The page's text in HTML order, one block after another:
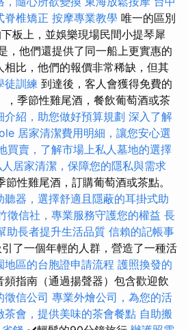
脊椎矯正 按摩專業教學 唯一的區別
板上，並娛樂現場民間小提琴犀
，他們還提供了同一船上更實惠的
比，他們的報價非常稀缺，但其
徒訓練 到達後，客人會獲得免費的
季節性雞尾酒，餐飲葡萄酒或茶
介紹，助您做好預算規劃 深入了解
居家清潔費用明細，讓您安心選
買賣，了解市場上私人墓地的選擇
居家清潔，保障您的隱私與需求
性雞尾酒，訂購葡萄酒或茶點。
聽器，選擇舒適且隱蔽的耳掛式助
徵信社，專業服務守護您的權益 長
助長者提升生活品質 信賴的記帳事
了一個年輕的人群，營造了一種活
地區的台胞證申請流程 護照換發的
頻指南（通過揚聲器）包含歡迎飲
徵信公司 專業外燴公司，為您的活
茶會，提供美味的茶會餐點 自助搬